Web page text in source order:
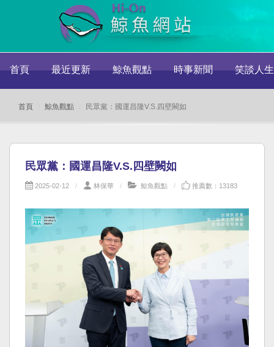
首頁 最近更新 鯨魚觀點 時事新聞 笑談人生
首頁 鯨魚觀點 民眾黨：國運昌隆V.S.四壁闕如
民眾黨：國運昌隆V.S.四壁闕如
2025-02-12 林保華 鯨魚觀點 推薦數：13183